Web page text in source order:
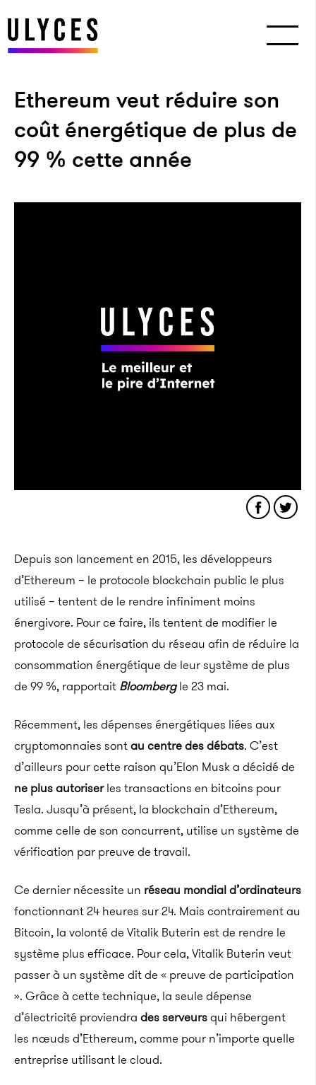
Ethereum veut réduire son
coût énergétique de plus de
99 % cette année
Depuis son lancement en 2015, les développeurs
d’Ethereum – le protocole blockchain public le plus
utilisé – tentent de le rendre infiniment moins
énergivore. Pour ce faire, ils tentent de modifier le
protocole de sécurisation du réseau afin de réduire la
consommation énergétique de leur système de plus
de 99 %, rapportait Bloombergle 23 mai.
Récemment, les dépenses énergétiques liées aux
cryptomonnaies sontau centre des débats. C’est
d’ailleurs pour cette raison qu’Elon Musk a décidé de
ne plus autoriserles transactions en bitcoins pour
Tesla. Jusqu’à présent, la blockchain d’Ethereum,
comme celle de son concurrent, utilise un système de
vérification par preuve de travail.
Ce dernier nécessite un réseau mondial d’ordinateurs
fonctionnant 24 heures sur 24. Mais contrairement au
Bitcoin, la volonté de Vitalik Buterin est de rendre le
système plus efficace. Pour cela, Vitalik Buterin veut
passer à un système dit de « preuve de participation
». Grâce à cette technique, la seule dépense
d’électricité proviendra des serveursqui hébergent
les nœuds d’Ethereum, comme pour n’importe quelle
entreprise utilisant le cloud.